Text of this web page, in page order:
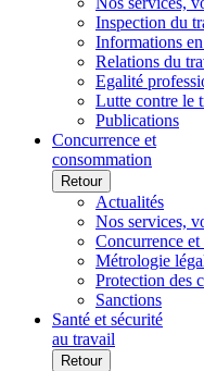
Inspection du
Informations
Relations du
Egalité
Lutte contre le
Publications
Concurrence et
consommation
Retour
Actualités
Nos services,
Concurrence et
Métrologie
Protection des
Sanctions
Santé et sécurité
au travail
Retour